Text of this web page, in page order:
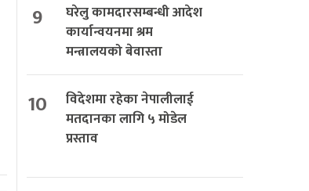
9
घरेलु कामदारसम्बन्धी आदेश
कार्यान्वयनमा श्रम
मन्त्रालयको बेवास्ता
10
विदेशमा रहेका नेपालीलाई
मतदानका लागि ५ मोडेल
प्रस्ताव